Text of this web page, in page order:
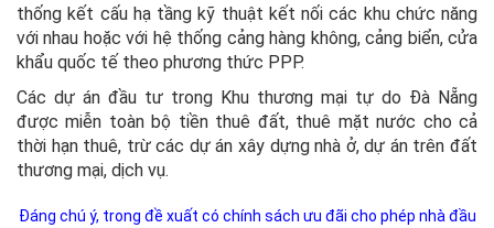
thống kết cấu hạ tầng kỹ thuật kết nối các khu chức năng
với nhau hoặc với hệ thống cảng hàng không, cảng biển, cửa
khẩu quốc tế theo phương thức PPP.
Các dự án đầu tư trong Khu thương mại tự do Đà Nẵng
được miễn toàn bộ tiền thuê đất, thuê mặt nước cho cả
thời hạn thuê, trừ các dự án xây dựng nhà ở, dự án trên đất
thương mại, dịch vụ.
Đáng chú ý, trong đề xuất có chính sách ưu đãi cho phép nhà đầu